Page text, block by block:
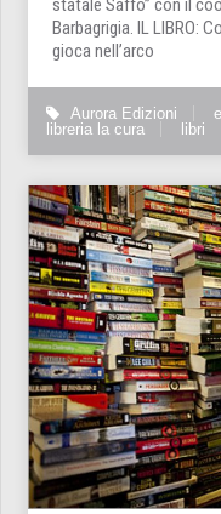
statale Saffo” con il
Barbagrigia. IL LIBRO:
gioca nell’arco
Aurora Edizioni
libreria la cura
libri